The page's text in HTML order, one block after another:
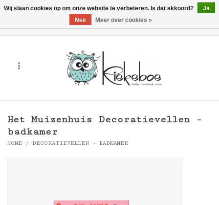
Handwerk & Textiel
Het Muizenhuis Decoratievellen -
badkamer
HOME / DECORATIEVELLEN - BADKAMER
Wij slaan cookies op om onze website te verbeteren. Is dat akkoord?
Ja
Nee
Meer over cookies »